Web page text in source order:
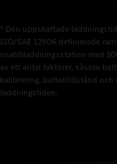
* Den uppskattade
ISO/SAE 12906 definierade
snabbladdningsstation med
av ett antal faktorer, såsom
kalibrering, batteritillstånd
laddningstiden.